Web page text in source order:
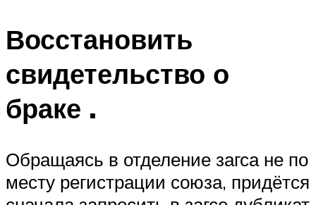
Восстановить
свидетельство о
браке .
Обращаясь в отделение загса не по
месту регистрации союза, придётся